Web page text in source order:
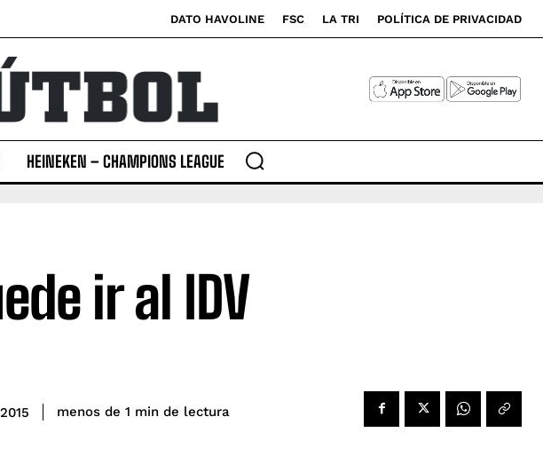
DATO HAVOLINE FSC LA TRI POLÍTICA DE PRIVACIDAD
HEINEKEN – CHAMPIONS LEAGUE
ir al IDV
menos de 1 min de lectura